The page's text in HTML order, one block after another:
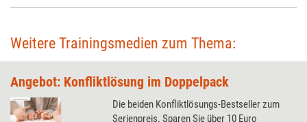
Weitere Trainingsmedien zum Thema:
Angebot: Konfliktlösung im Doppelpack
Die beiden Konfliktlösungs-Bestseller zum
Serienpreis. Sparen Sie über 10 Euro